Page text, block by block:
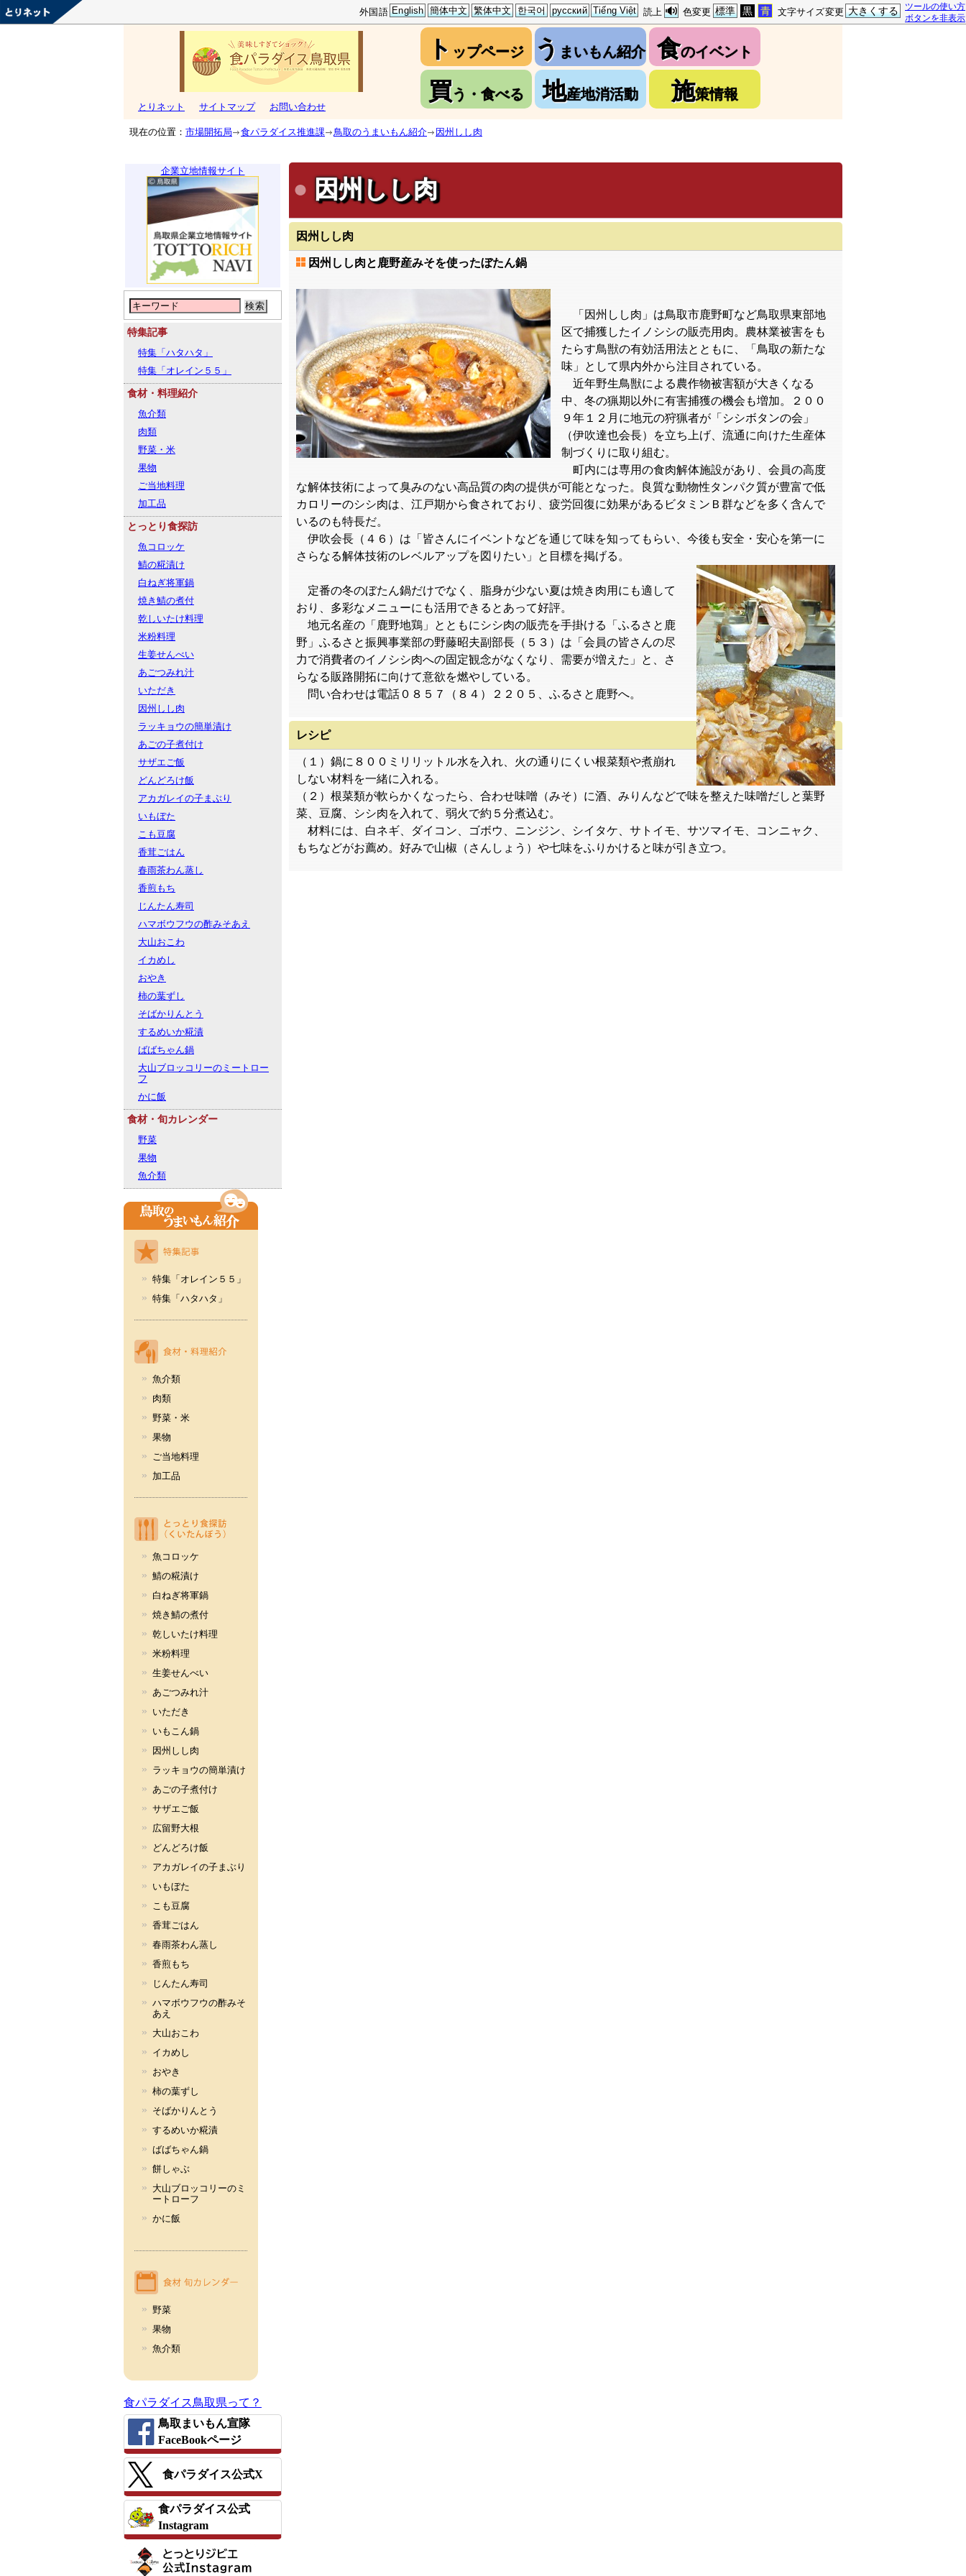
ツールの使い方
ボタンを非表示
文字サイズ変更 大きくする
色変更 標準 黒 青
読上
外国語 English 簡体中文 繁体中文 한국어 русский Tiếng Việt
とりネット サイトマップ お問い合わせ
ト ップページ う まいもん紹介 食のイベント
買う・食べる 地産地消活動 施策情報
現在の位置： 市場開拓局 食パラダイス推進課 鳥取のうまいもん紹介 因州しし肉
企業立地情報サイト
検索
特集記事
特集「ハタハタ」
特集「オレイン５５」
食材・料理紹介
魚介類
肉類
野菜・米
果物
ご当地料理
加工品
とっとり食探訪
魚コロッケ
鯖の糀漬け
白ねぎ将軍鍋
焼き鯖の煮付
乾しいたけ料理
米粉料理
生姜せんべい
あごつみれ汁
いただき
因州しし肉
ラッキョウの簡単漬け
あごの子煮付け
サザエご飯
どんどろけ飯
アカガレイの子まぶり
いもぼた
こも豆腐
香茸ごはん
春雨茶わん蒸し
香煎もち
じんたん寿司
ハマボウフウの酢みそあえ
大山おこわ
イカめし
おやき
柿の葉ずし
そばかりんとう
するめいか糀漬
ばばちゃん鍋
大山ブロッコリーのミートロー
フ
かに飯
食材・旬カレンダー
野菜
果物
魚介類
特集「オレイン５５」
特集「ハタハタ」
魚介類
肉類
野菜・米
果物
ご当地料理
加工品
魚コロッケ
鯖の糀漬け
白ねぎ将軍鍋
焼き鯖の煮付
乾しいたけ料理
米粉料理
生姜せんべい
あごつみれ汁
いただき
いもこん鍋
因州しし肉
ラッキョウの簡単漬け
あごの子煮付け
サザエご飯
広留野大根
どんどろけ飯
アカガレイの子まぶり
いもぼた
こも豆腐
香茸ごはん
春雨茶わん蒸し
香煎もち
じんたん寿司
ハマボウフウの酢みそ
あえ
大山おこわ
イカめし
おやき
柿の葉ずし
そばかりんとう
するめいか糀漬
ばばちゃん鍋
餅しゃぶ
大山ブロッコリーのミ
ートローフ
かに飯
野菜
果物
魚介類
食パラダイス鳥取県って？
鳥取まいもん宣隊
FaceBookページ
食パラダイス公式X
食パラダイス公式
Instagram
因州しし肉
因州しし肉
因州しし肉と鹿野産みそを使ったぼたん鍋
「因州しし肉」は鳥取市鹿野町など鳥取県東部地
区で捕獲したイノシシの販売用肉。農林業被害をも
たらす鳥獣の有効活用法とともに、「鳥取の新たな
味」として県内外から注目されている。
近年野生鳥獣による農作物被害額が大きくなる
中、冬の猟期以外に有害捕獲の機会も増加。２００
９年１２月に地元の狩猟者が「シシボタンの会」
（伊吹達也会長）を立ち上げ、流通に向けた生産体
制づくりに取り組む。
町内には専用の食肉解体施設があり、会員の高度
な解体技術によって臭みのない高品質の肉の提供が可能となった。良質な動物性タンパク質が豊富で低
カロリーのシシ肉は、江戸期から食されており、疲労回復に効果があるビタミンＢ群などを多く含んで
いるのも特長だ。
伊吹会長（４６）は「皆さんにイベントなどを通じて味を知ってもらい、今後も安全・安心を第一に
さらなる解体技術のレベルアップを図りたい」と目標を掲げる。
定番の冬のぼたん鍋だけでなく、脂身が少ない夏は焼き肉用にも適して
おり、多彩なメニューにも活用できるとあって好評。
地元名産の「鹿野地鶏」とともにシシ肉の販売を手掛ける「ふるさと鹿
野」ふるさと振興事業部の野藤昭夫副部長（５３）は「会員の皆さんの尽
力で消費者のイノシシ肉への固定観念がなくなり、需要が増えた」と、さ
らなる販路開拓に向けて意欲を燃やしている。
問い合わせは電話０８５７（８４）２２０５、ふるさと鹿野へ。
レシピ
（１）鍋に８００ミリリットル水を入れ、火の通りにくい根菜類や煮崩れ
しない材料を一緒に入れる。
（２）根菜類が軟らかくなったら、合わせ味噌（みそ）に酒、みりんなどで味を整えた味噌だしと葉野
菜、豆腐、シシ肉を入れて、弱火で約５分煮込む。
材料には、白ネギ、ダイコン、ゴボウ、ニンジン、シイタケ、サトイモ、サツマイモ、コンニャク、
もちなどがお薦め。好みで山椒（さんしょう）や七味をふりかけると味が引き立つ。